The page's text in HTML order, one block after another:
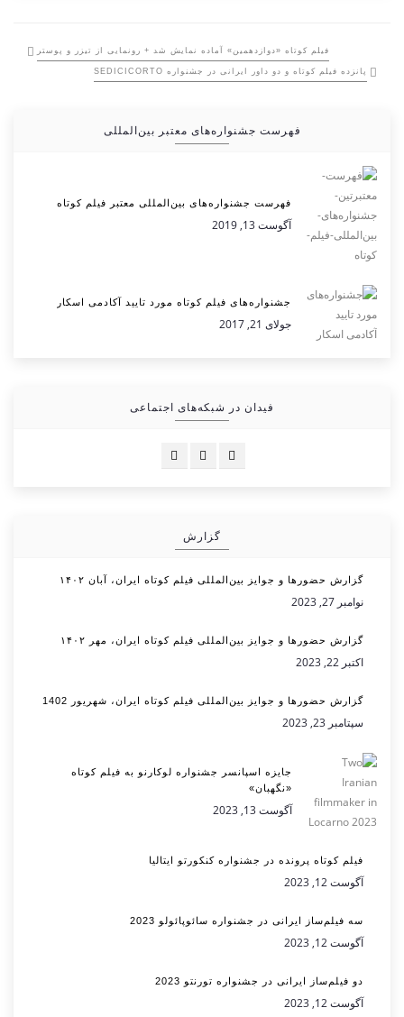
فیلم کوتاه «دوازدهمین» آماده نمایش شد + رونمایی از تیزر و پوستر
پانزده فیلم کوتاه و دو داور ایرانی در جشنواره SEDICICORTO
فهرست جشنواره‌های معتبر بین‌المللی
فهرست جشنواره‌های بین‌المللی معتبر فیلم کوتاه
آگوست 13, 2019
جشنواره‌های فیلم کوتاه مورد تایید آکادمی اسکار
جولای 21, 2017
فیدان در شبکه‌های اجتماعی
گزارش
گزارش حضورها و جوایز بین‌المللی فیلم کوتاه ایران، آبان ۱۴۰۲
نوامبر 27, 2023
گزارش حضورها و جوایز بین‌المللی فیلم کوتاه ایران، مهر ۱۴۰۲
اکتبر 22, 2023
گزارش حضورها و جوایز بین‌المللی فیلم کوتاه ایران، شهریور 1402
سپتامبر 23, 2023
جایزه اسپانسر جشنواره لوکارنو به فیلم کوتاه
«نگهبان»
آگوست 13, 2023
فیلم کوتاه پرونده در جشنواره کنکورتو ایتالیا
آگوست 12, 2023
سه فیلم‌ساز ایرانی در جشنواره سائوپائولو 2023
آگوست 12, 2023
دو فیلم‌ساز ایرانی در جشنواره تورنتو 2023
آگوست 12, 2023